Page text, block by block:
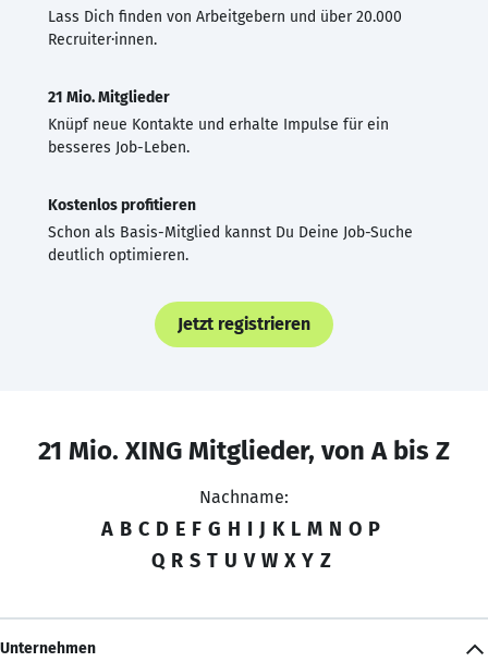
Lass Dich finden von Arbeitgebern und über 20.000
Recruiter·innen.
21 Mio. Mitglieder
Knüpf neue Kontakte und erhalte Impulse für ein
besseres Job-Leben.
Kostenlos profitieren
Schon als Basis-Mitglied kannst Du Deine Job-Suche
deutlich optimieren.
Jetzt registrieren
21 Mio. XING Mitglieder, von A bis Z
Nachname:
A B C D E F G H I J K L M N O P
Q R S T U V W X Y Z
Unternehmen